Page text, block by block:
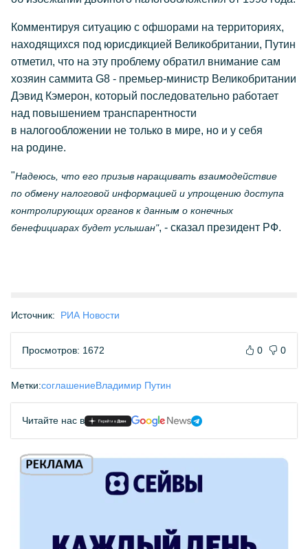
Комментируя ситуацию с офшорами на территориях,
находящихся под юрисдикцией Великобритании, Путин
отметил, что на эту проблему обратил внимание сам
хозяин саммита G8 - премьер-министр Великобритании
Дэвид Кэмерон, который последовательно работает
над повышением транспарентности
в налогообложении не только в мире, но и у себя
на родине.
"Надеюсь, что его призыв наращивать взаимодействие
по обмену налоговой информацией и упрощению доступа
контролирующих органов к данным о конечных
бенефициарах будет услышан", - сказал президент РФ.
Источник: РИА Новости
Просмотров: 1672 0 0
Метки:соглашениеВладимир Путин
Читайте нас в